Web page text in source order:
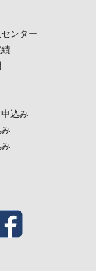
ンター
込み